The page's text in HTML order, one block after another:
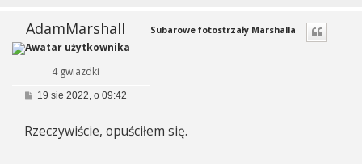
AdamMarshall
4 gwiazdki
Subarowe fotostrzały Marshalla
P
t
19 sie 2022, o 09:42
Rzeczywiście, opuściłem się.